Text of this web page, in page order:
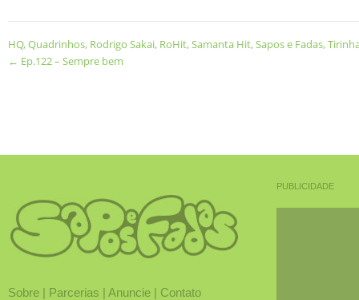
HQ,Quadrinhos, Rodrigo Sakai, RoHit,Samanta Hit,Sapos e Fadas,
← Ep.122 – Sempre bem
Sobre | Parcerias | Anuncie | Contato
PUBLICIDADE